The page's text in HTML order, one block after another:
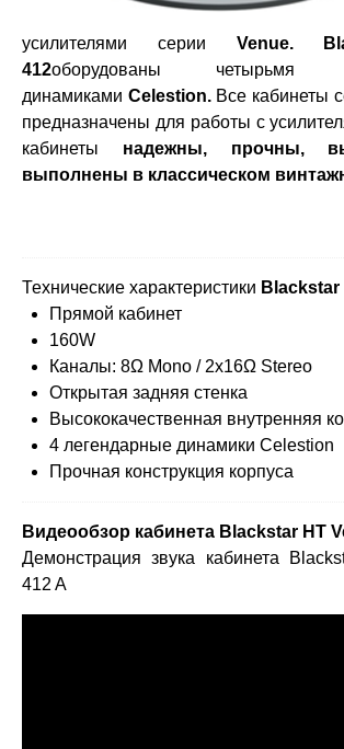
усилителями серии Venue.
412оборудованы четырьмя
динамиками Celestion. Все кабинеты
предназначены для работы с
кабинеты надежны, прочны,
выполнены в классическом
Технические характеристики
Прямой кабинет
160W
Каналы: 8Ω Mono / 2x16Ω Stereo
Открытая задняя стенка
Высококачественная внутренняя
4 легендарные динамики Celestion
Прочная конструкция корпуса
Видеообзор кабинета Blackstar НТ
Демонстрация звука кабинета
412 A